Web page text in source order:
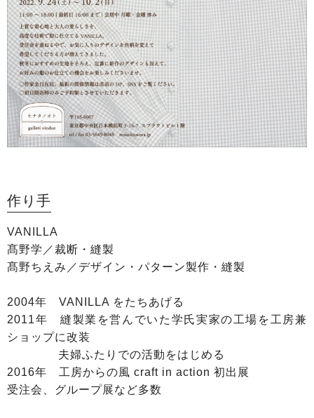
作り手
VANILLA
髙野学／裁断・縫製
髙野ちえみ／デザイン・パターン製作・縫製
2004年 VANILLA をたちあげる
2011年 縫製業を営んでいた学氏実家の工場を工房兼
ショップに改装
夫婦ふたりでの活動をはじめる
2016年 工房からの風 craft in action 初出展
受注会、グループ展など多数